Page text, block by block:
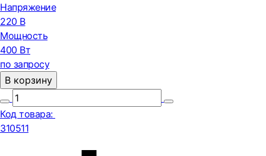
Напряжение
220 В
Мощность
400 Вт
по запросу
В корзину
Код товара:
310511